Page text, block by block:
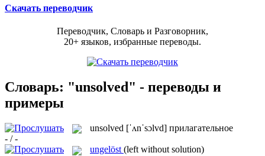
Скачать переводчик
Переводчик, Словарь и Разговорник,
20+ языков, избранные переводы.
Словарь: "unsolved" - переводы и
примеры
unsolved [ˈʌnˈsɔlvd] прилагательное
- / -
ungelöst (left without solution)